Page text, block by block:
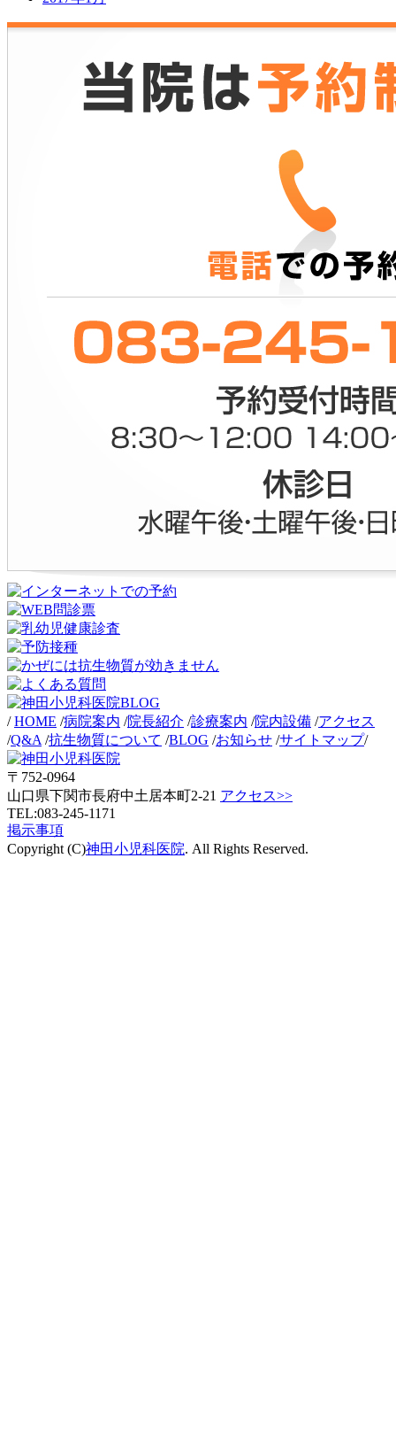
/HOME /病院案内 /院長紹介 /診療案内 /院内設備 /アクセス
/Q&A /抗生物質について /BLOG /お知らせ /サイトマップ/
〒752-0964
山口県下関市長府中土居本町2-21 アクセス>>
TEL:083-245-1171
掲示事項
Copyright (C)神田小児科医院. All Rights Reserved.